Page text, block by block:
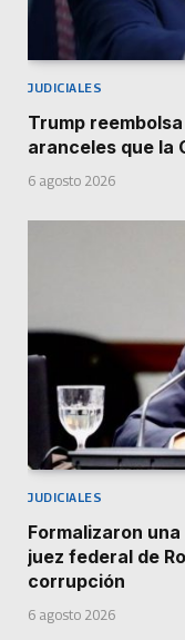
JUDICIALES
Trump
aranceles que la
6 agosto 2026
JUDICIALES
Formalizaron
juez federal de
corrupción
6 agosto 2026